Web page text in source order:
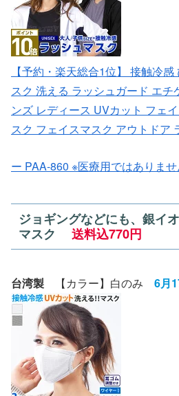
【予約・楽天総合1位】 接触冷
スク 洗える ラッシュガード エチ
ンズ レディース UVカット フェ
スク フェイスマスク アウトドア
ー PAA-860 ※医療用ではありま
ジョギングなどにも、銀イ
マスク
送料込770円
台湾製 【カラー】白のみ 6月